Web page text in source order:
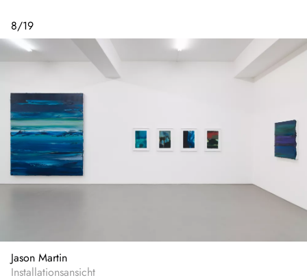
8/19
Jason Martin
Installationsansicht